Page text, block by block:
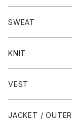
SWEAT
KNIT
VEST
JACKET / OUTER